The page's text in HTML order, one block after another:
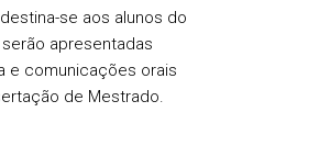
se aos alunos do
apresentadas
e comunicações orais
de Mestrado.